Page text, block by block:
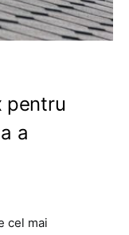
pentru
a
cel mai